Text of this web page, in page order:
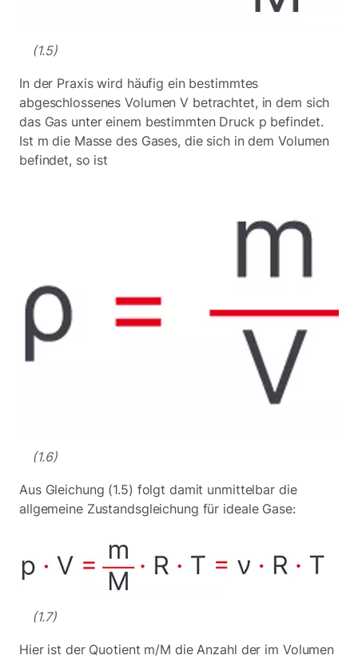
(1.5)
In der Praxis wird häufig ein bestimmtes
abgeschlossenes Volumen V betrachtet, in dem sich
das Gas unter einem bestimmten Druck p befindet.
Ist m die Masse des Gases, die sich in dem Volumen
befindet, so ist
(1.6)
Aus Gleichung (1.5) folgt damit unmittelbar die
allgemeine Zustandsgleichung für ideale Gase:
(1.7)
Hier ist der Quotient m/M die Anzahl der im Volumen